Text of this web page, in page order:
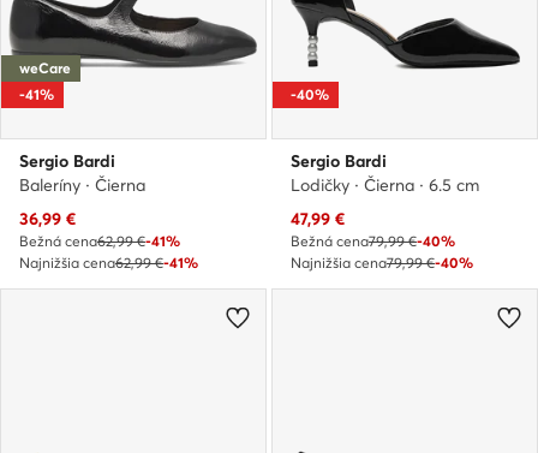
weCare
-41%
Sergio Bardi
Baleríny · Čierna
Aktuálna cena
36,99 €
Bežná cena62,99 €-41%
Najnižšia cena62,99 €-41%
-40%
Sergio Bardi
Lodičky · Čierna · 6.5 cm
Aktuálna cena
47,99 €
Bežná cena79,99 €-40%
Najnižšia cena79,99 €-40%